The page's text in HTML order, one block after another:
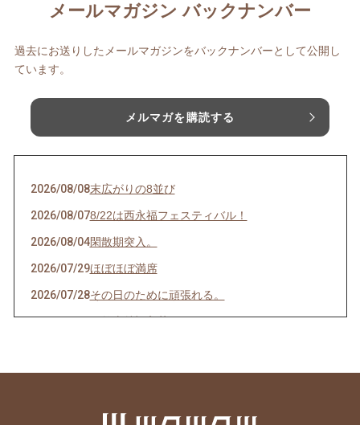
メールマガジン バックナンバー
過去にお送りしたメールマガジンをバックナンバーとして公開し
ています。
メルマガを購読する
2026/08/08末広がりの8並び
2026/08/078/22は西永福フェスティバル！
2026/08/04閑散期突入。
2026/07/29ほぼほぼ満席
2026/07/28その日のために頑張れる。
2026/07/27天然岩牡蠣入荷
2026/07/21明けましてお疲れ様！